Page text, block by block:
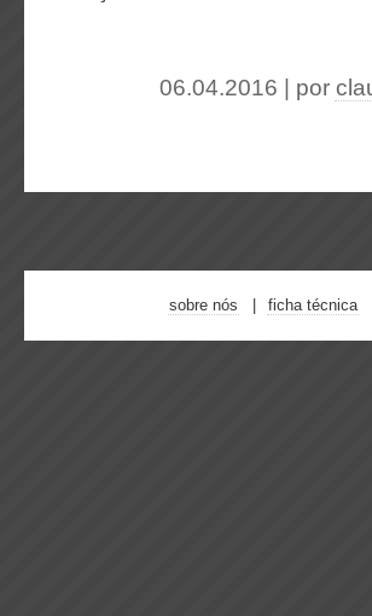
06.04.2016 | por
sobre nós ficha técnica